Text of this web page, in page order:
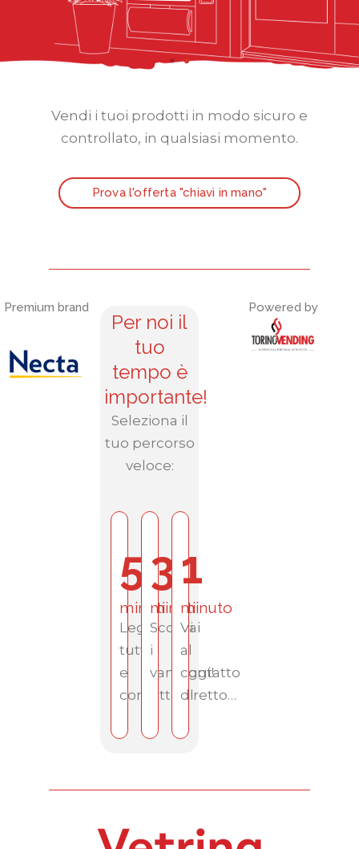
Vendi i tuoi prodotti in modo sicuro e
controllato, in qualsiasi momento.
Prova l'offerta "chiavi in mano"
Premium brand
Per noi il
tuo
tempo è
importante!
Seleziona il
tuo percorso
veloce:
5
minuti
Leggi
tutto
e
contattaci!
3
minuti
Scopri
i
vantaggi!
1
minuto
Vai
al
contatto
diretto…
Powered by